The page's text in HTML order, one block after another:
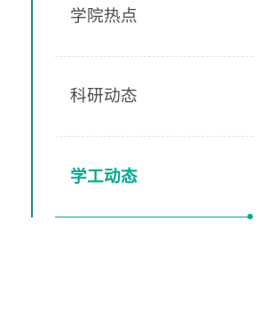
学院热点
科研动态
学工动态